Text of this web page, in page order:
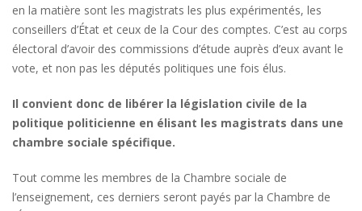
en la matière sont les magistrats les plus expérimentés, les
conseillers d’État et ceux de la Cour des comptes. C’est au corps
électoral d’avoir des commissions d’étude auprès d’eux avant le
vote, et non pas les députés politiques une fois élus.
Il convient donc de libérer la législation civile de la
politique politicienne en élisant les magistrats dans une
chambre sociale spécifique.
Tout comme les membres de la Chambre sociale de
l’enseignement, ces derniers seront payés par la Chambre de